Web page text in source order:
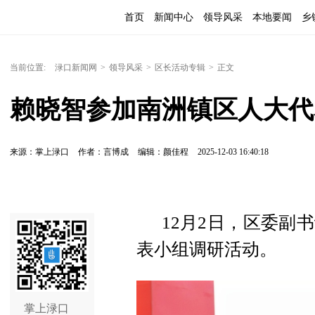
首页 新闻中心 领导风采 本地要闻 乡
当前位置: 渌口新闻网 > 领导风采 > 区长活动专辑 > 正文
赖晓智参加南洲镇区人大
来源：掌上渌口 作者：言博成 编辑：颜佳程 2025-12-03 16:40:18
掌上渌口
12月2日，区委副
表小组调研活动。